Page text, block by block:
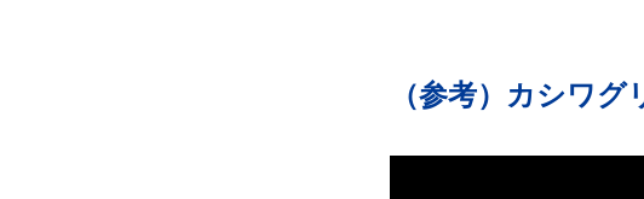
（参考）カシワ